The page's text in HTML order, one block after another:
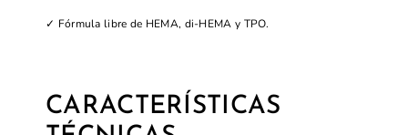
✓ Fórmula libre de HEMA, di-HEMA y TPO.
CARACTERÍSTICAS